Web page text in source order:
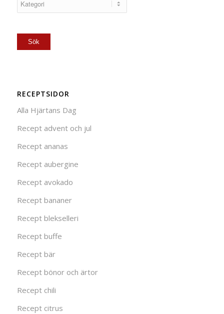
RECEPTSIDOR
Alla Hjärtans Dag
Recept advent och jul
Recept ananas
Recept aubergine
Recept avokado
Recept bananer
Recept blekselleri
Recept buffe
Recept bär
Recept bönor och ärtor
Recept chili
Recept citrus